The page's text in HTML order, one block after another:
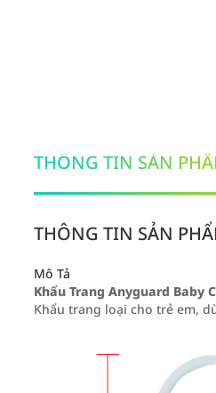
THÔNG TIN SẢN
THÔNG TIN SẢN
Mô Tả
Khẩu Trang Anyguard Baby
Khẩu trang loại cho trẻ em,